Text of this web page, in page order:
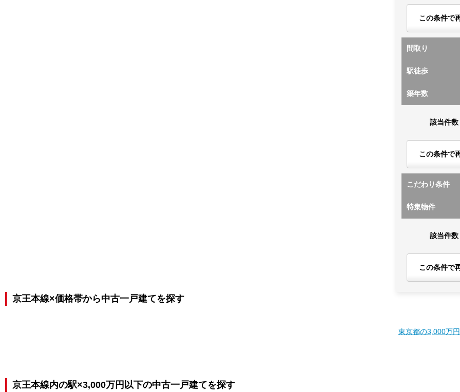
この条件で
間取り
駅徒歩
築年数
該当件数
この条件で
こだわり条件
特集物件
該当件数
この条件で
京王本線×価格帯から中古一戸建てを探す
東京都の3,000万
京王本線内の駅×3,000万円以下の中古一戸建てを探す